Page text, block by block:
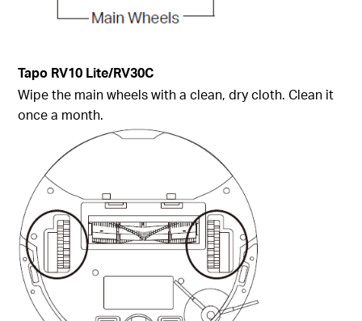
Tapo RV10 Lite/RV30C
Wipe the main wheels with a clean, dry cloth. Clean it
once a month.